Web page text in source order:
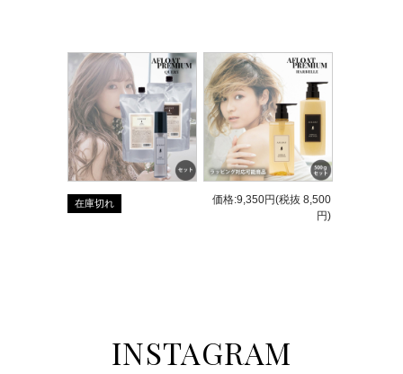
在庫切れ
価格:9,350円(税抜 8,500
円)
INSTAGRAM